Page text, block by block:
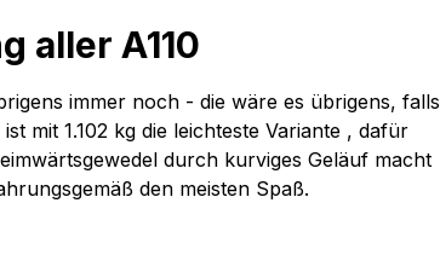
aller A110
immer noch - die wäre es übrigens, falls
mit 1.102 kg die leichteste Variante , dafür
durch kurviges Geläuf macht
den meisten Spaß.